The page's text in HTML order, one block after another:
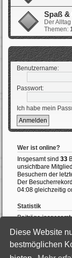
Diese Website
bestmöglichen
Spaß &
Der
Themen:
Benutzername:
Passwort:
Ich habe mein
Wer ist online?
Insgesamt sind 33
unsichtbare
Besuchern der
Der
04:08 gleichzeitig
Statistik
Beiträge insgesamt
Foren-Übersicht